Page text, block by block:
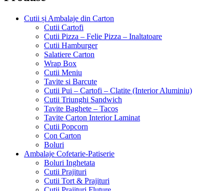
Cutii și Ambalaje din Carton
Cutii Cartofi
Cutii Pizza – Felie Pizza – Inaltatoare
Cutii Hamburger
Salatiere Carton
Wrap Box
Cutii Meniu
Tavite si Barcute
Cutii Pui – Cartofi – Clatite (Interior Aluminiu)
Cutii Triunghi Sandwich
Tavite Baghete – Tacos
Tavite Carton Interior Laminat
Cutii Popcorn
Con Carton
Boluri
Ambalaje Cofetarie-Patiserie
Boluri Inghetata
Cutii Prajituri
Cutii Tort & Prajituri